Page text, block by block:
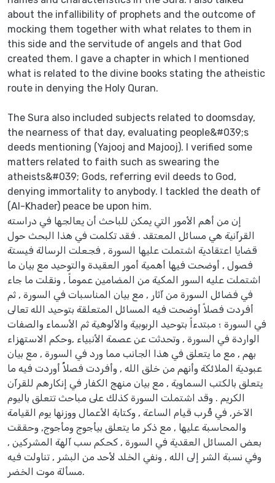
about the infallibility of prophets and the outcome of
mocking them together with what relates to them in
this side and the servitude of angels and that God
created them. I gave a chapter in which I mentioned
what is related to the divine books stating the atheistic
route in denying the Holy Quran.
The Sura also included subjects related to doomsday,
the nearness of that day, evaluating people&#039;s
deeds mentioning (Yajooj and Majooj). I verified some
matters related to faith such as swearing the
atheists&#039; Gods, referring evil deeds to God,
denying immortality to anybody. I tackled the death of
(Al-Khader) peace be upon him.
إن من أهم الأمور التي يمكن للباحث أن يعالجها في دراسته
القرآنية هي مسائل المعتقد . فقد تكلمت في هذا البحث حول
قضايا اعتقادية اشتملت عليها السورة , فجعلت الرسالة فيستة
فصول , أوضحت فيها أهمية أمور العقيدة والتوحيد مع بيان ما
اشتملت عليه السور المكية من المضامين عموماً , ونقلت ما جاء
في فضائل السورة من آثار , مع بيان المناسبات في السورة , ثم
أفردت فصلاً أوضحت فيه المسائل المتعلقة بتوحيد الله تعالى
في السورة ؛ مبتدءاً بتوحيد الربوبية والألوهية ثم الأسماء والصفات
الواردة في السورة , وتحدثت عن عصمة الأنبياء ,وحكم الاستهزاء
بهم , مع ما يتعلق في هذا الجانب مما ورد في السورة , مع بيان
عبودية الملائكة وأنهم من خلق الله , وأفردت فصلاًُ أوردت فيه ما
يتعلق بالكتب السماوية , مع بيان منهج الكفار في إنكارهم للقرآن
الكريم . وقد اشتملت السورة كذلك على مباحث تتعلق باليوم
الآخر, في قُرب قيام الساعة , وكتابة الأعمال ووزنها يوم القيامة
والمحاسبة عليها , مع ذكر ما يتعلق بيأجوج ومأجوج, وحققت
بعض المسائل العقدية في السورة , كحكم سب آلهة المشركين ,
وفي نسبة الشر إلى الله , ونفي الخلد لأحد من البشر , تناولت فيه
مسألة موت الخضر.